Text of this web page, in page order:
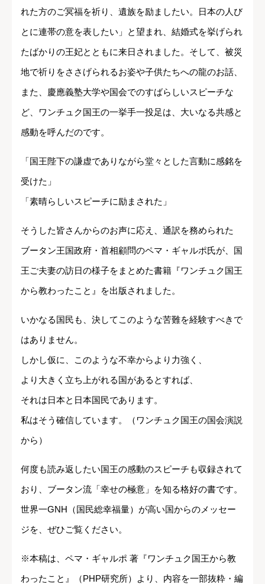
れた方のご冥福を祈り、遺族を励ましたい。日本の人び
とに連帯の意を表したい」と望まれ、結婚式を挙げられ
たばかりの王妃とともに来日されました。そして、被災
地で祈りをささげられるお姿や子供たちへの龍のお話、
また、慶應義塾大学や国会でのすばらしいスピーチな
ど、ワンチュク国王の一挙手一投足は、大いなる共感と
感動を呼んだのです。
「国王陛下の謙虚でありながら堂々とした言動に感銘を
受けた」
「素晴らしいスピーチに励まされた」
そうした皆さんからのお声に応え、通訳を務められた
ブータン王国政府・首相顧問のペマ・ギャルポ氏が、国
王ご夫妻の訪日の様子をまとめた書籍『ワンチュク国王
から教わったこと』を出版されました。
いかなる国民も、決してこのような苦難を経験すべきで
はありません。
しかし仮に、このような不幸からより力強く、
より大きく立ち上がれる国があるとすれば、
それは日本と日本国民であります。
私はそう確信しています。（ワンチュク国王の国会演説
から）
何度も読み返したい国王の感動のスピーチも収録されて
おり、ブータン流「幸せの極意」を知る格好の書です。
世界一GNH（国民総幸福量）が高い国からのメッセー
ジを、ぜひご覧ください。
※本稿は、ペマ・ギャルポ 著『ワンチュク国王から教
わったこと』（PHP研究所）より、内容を一部抜粋・編